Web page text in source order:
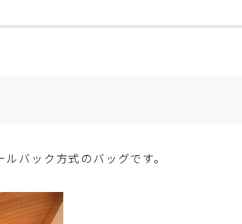
バック方式のバッグです。